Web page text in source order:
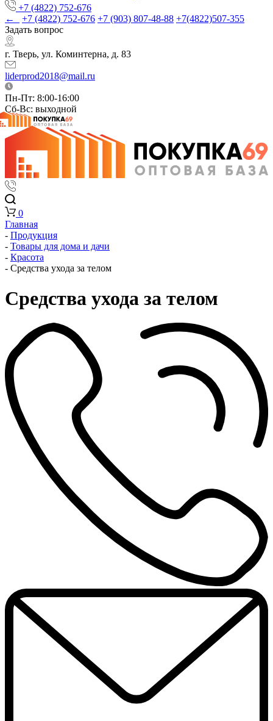
+7 (4822) 752-676
←
+7 (4822) 752-676 +7 (903) 807-48-88 +7(4822)507-355
Задать вопрос
г. Тверь, ул. Коминтерна, д. 83
liderprod2018@mail.ru
Пн-Пт: 8:00-16:00
Сб-Вс: выходной
0
Главная
- Продукция
- Товары для дома и дачи
- Красота
- Средства ухода за телом
Средства ухода за телом